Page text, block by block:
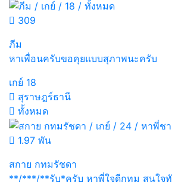
309
ภีม
หาเพื่อนครับขอคุยแบบสุภาพนะครับ
เกย์ 18
สุราษฎร์ธานี
ทั้งหมด
1.97 พัน
สกาย กทมรัชดา
**/***/**รับ*ครับ หาพี่ใจดีกทม สนใจ